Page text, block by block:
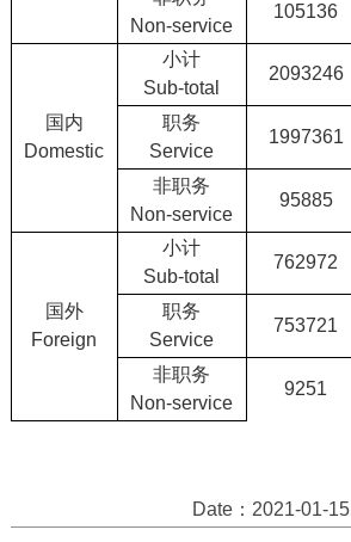
Non-service
105136
国内
Domestic
小计
Sub-total
2093246
职务
Service
1997361
非职务
Non-service
95885
国外
Foreign
小计
Sub-total
762972
职务
Service
753721
非职务
Non-service
9251
Date：2021-01-15